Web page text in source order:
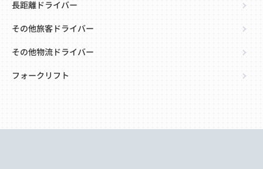
長距離ドライバー
その他旅客ドライバー
その他物流ドライバー
フォークリフト